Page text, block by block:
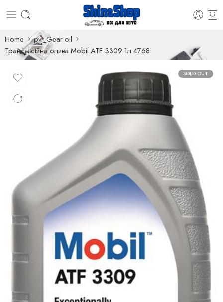
Home
pvl_Gear oil
Трансмісійна олива Mobil ATF 3309 1л 4768
SOLD OUT